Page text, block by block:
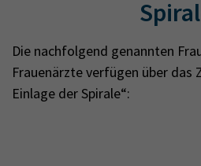
Die nachfolgend genannten
Frauenärzte verfügen über
Einlage der Spirale“: